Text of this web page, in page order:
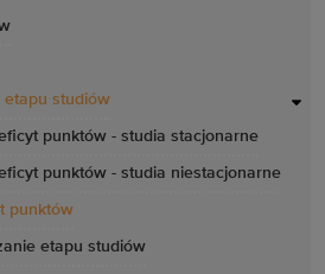
etapu studiów
punktów - studia stacjonarne
punktów - studia niestacjonarne
punktów
etapu studiów